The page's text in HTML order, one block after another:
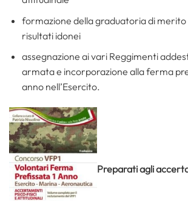
formazione della graduatoria di merito
risultati idonei
assegnazione ai vari Reggimenti
armata e incorporazione alla ferma
anno nell’Esercito.
Preparati agli